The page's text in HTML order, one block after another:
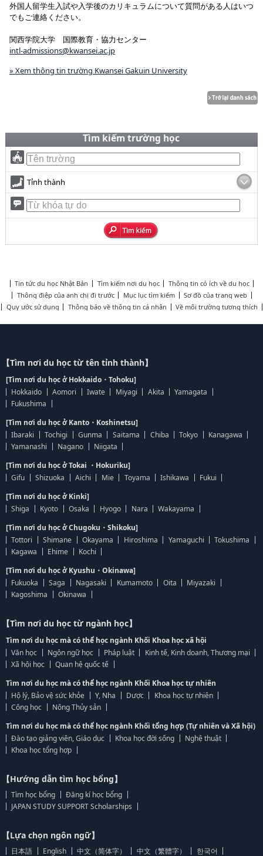
外国人留学生入試や入学後のカリキュラムについて質問がある人はいつ
でもご連絡ください。
関西学院大学 国際教育・協力センター
intl-admissions@kwansei.ac.jp
» Xem thông tin trường Kwansei Gakuin University
Tìm kiếm trường học
Tỉnh thành
Tin tức du học Nhật Bản Tìm kiếm nơi du học
Thông tin có ích về du học
Thông điệp của anh chị đi trước
Mục lục tìm kiếm
Sơ đồ của trang web
Quy ước sử dụng
Thông báo về thông tin cá nhân Về môi trường tương thích
【Tìm nơi du học từ tên tỉnh thành】
[Tìm nơi du học ở Hokkaido・Tohoku]
Hokkaido
Aomori Iwate Miyagi Akita
Yamagata
Fukushima
[Tìm nơi du học ở Kanto・Koshinetsu]
Ibaraki
Tochigi Gunma Saitama Chiba Tokyo
Kanagawa
Yamanashi
Nagano
Niigata
[Tìm nơi du học ở Tokai ・Hokuriku]
Gifu
Shizuoka Aichi Mie Toyama Ishikawa
Fukui
[Tìm nơi du học ở Kinki]
Shiga
Kyoto Osaka Hyogo Nara
Wakayama
[Tìm nơi du học ở Chugoku・Shikoku]
Tottori
Shimane Okayama Hiroshima Yamaguchi
Tokushima
Kagawa
Ehime
Kochi
[Tìm nơi du học ở Kyushu・Okinawa]
Fukuoka
Saga Nagasaki Kumamoto Oita
Miyazaki
Kagoshima
Okinawa
【Tìm nơi du học từ ngành học】
Tìm nơi du học mà có thể học ngành Khối Khoa học xã hội
Văn học
Ngôn ngữ học Pháp luật
Kinh tế, Kinh doanh, Thương mại
Xã hội học
Quan hệ quốc tế
Tìm nơi du học mà có thể học ngành Khối Khoa học tự nhiên
Hộ lý, Bảo vệ sức khỏe
Y, Nha Dược
Khoa học tự nhiên
Công học
Nông Thủy sản
Tìm nơi du học mà có thể học ngành Khối tổng hợp (Tự nhiên và Xã hội)
Đào tạo giảng viên, Giáo dục
Khoa học đời sống
Nghệ thuật
Khoa học tổng hợp
【Hướng dẫn tìm học bổng】
Tìm học bổng
Đăng kí học bổng
JAPAN STUDY SUPPORT Scholarships
【Lựa chọn ngôn ngữ】
日本語 English 中文（简体字） 中文（繁體字） 한국어